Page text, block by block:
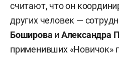
считают, что он
других человек —
Боширова и Александра
применивших «Новичок»